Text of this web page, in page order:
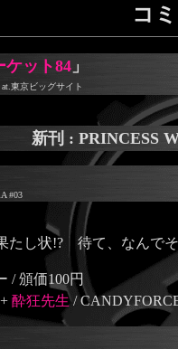
コ
ケット84 」
東京ビッグサイト
新刊 : PRINCESS
#03
たし状!? 待て、なんで
/ 頒価100円
酔狂先生/